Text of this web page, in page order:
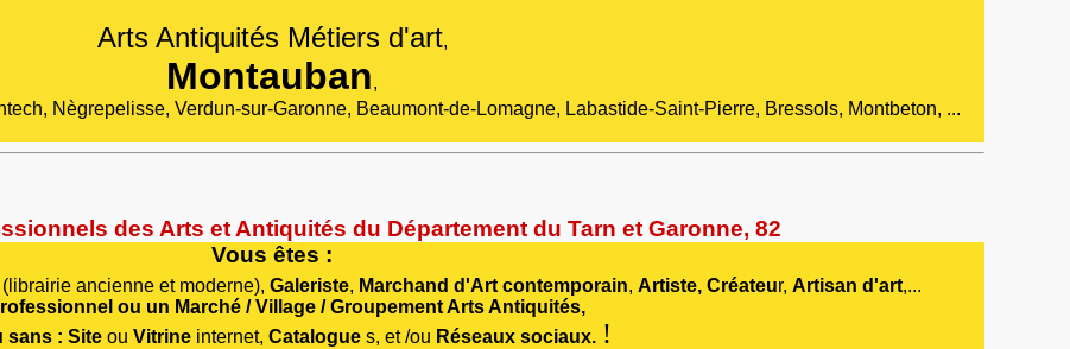
Arts Antiquités Métiers d'art,
Montauban,
Nègrepelisse, Verdun-sur-Garonne, Beaumont-de-Lomagne, Labastide-Saint-Pierre, Bressols, Montbeton, ...
des Arts et Antiquités du Département du Tarn et Garonne, 82
Vous êtes :
ancienne et moderne), Galeriste, Marchand d'Art contemporain, Artiste, Créateur, Artisan d'art,...
ou un Marché / Village / Groupement Arts Antiquités,
sans : Site ou Vitrine internet, Catalogue s, et /ou Réseaux sociaux. !